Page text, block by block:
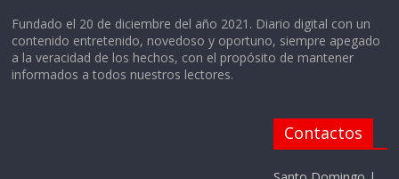
Fundado el 20 de diciembre del año 2021. Diario digital con un
contenido entretenido, novedoso y oportuno, siempre apegado
a la veracidad de los hechos, con el propósito de mantener
informados a todos nuestros lectores.
Contactos